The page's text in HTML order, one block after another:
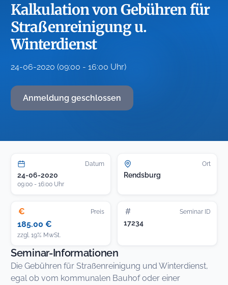
Kalkulation von Gebühren für
Straßenreinigung u.
Winterdienst
24-06-2020 (09:00 - 16:00 Uhr)
Anmeldung geschlossen
Datum
24-06-2020
09:00 - 16:00 Uhr
Ort
Rendsburg
€ Preis
185.00 €
zzgl. 19% MwSt.
# Seminar ID
17234
Seminar-Informationen
Die Gebühren für Straßenreinigung und Winterdienst,
egal ob vom kommunalen Bauhof oder einer